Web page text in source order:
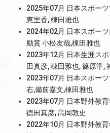
2025年07月 日本スポー
恵里香, 棟田雅也
2024年02月 日本スポー
励賞 小松友哉,棟田雅也
2023年12月 日本生涯ス
田真彦, 棟田雅也, 篠原準,
2023年07月 日本スポー
右,備前嘉文,棟田雅也
2023年07月 日本野外教
徳田真彦, 高岡敦史
2022年10月 日本野外教